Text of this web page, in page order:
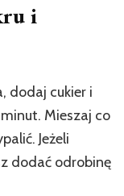
i
dodaj cukier i
Mieszaj co
Jeżeli
dodać odrobinę